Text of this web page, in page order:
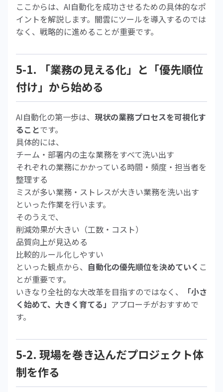
ここからは、AI自動化を成功させるための具体的なポ
イントを解説します。闇雲にツールを導入するのでは
なく、戦略的に進めることが重要です。
5-1. 「業務の見える化」と「優先順位
付け」から始める
AI自動化の第一歩は、 現状の業務プロセスを可視化す
ることです。
具体的には、
チーム・部署内の主な業務をすべて洗い出す
それぞれの業務にかかっている時間・頻度・担当者を
整理する
ミスが多い業務・ストレスが大きい業務を洗い出す
といった作業を行います。
そのうえで、
削減効果が大きい（工数・コスト）
品質向上が見込める
比較的ルール化しやすい
といった観点から、 自動化の優先順位を決めていく こ
とが重要です。
いきなり全社的な大改革を目指すのではなく、
「小さ
く始めて、大きく育てる」 アプローチがおすすめで
す。
5-2. 現場を巻き込んだプロジェクト体
制を作る